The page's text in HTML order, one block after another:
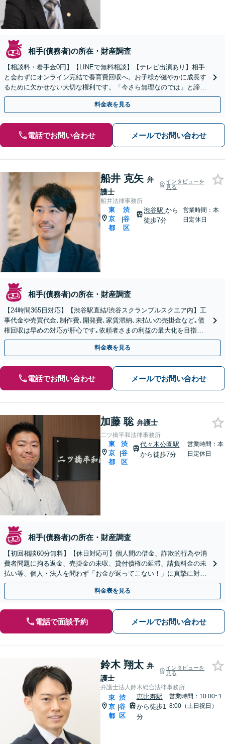
相手(債務者)の所在・財産調査
【相談料・着手金0円】【LINEで無料相談】【テレビ出演あり】相手
と会わずにオンライン完結で養育費回収へ。お子様が健やかに成長す
るために欠かせない大切な権利です。「今さら無理なのでは」と諦め
る前に、解決の道をご提案します【最短即日対応】
料金表を見る
電話でお問い合わせ メールでお問い合わせ
船井 克矢 弁
護士
インタビューを
見る
船井法律事務所
東
京
都
|
渋
谷
区
渋谷駅から
徒歩7分
営業時間：本
日定休日
相手(債務者)の所在・財産調査
【24時間365日対応】【渋谷駅直結/渋谷スクランブルスクエア内】工
事代金や売買代金､制作費､開発費､家賃滞納､未払いの売掛金など｡債
権回収は早めの対応が肝心です｡依頼者さまの利益の最大化を目指し､
尽力します｡
料金表を見る
電話でお問い合わせ メールでお問い合わせ
加藤 聡 弁護士
二ツ橋平和法律事務所
東
京
都
|
渋
谷
区
代々木公園駅
から徒歩7分
営業時間：本
日定休日
相手(債務者)の所在・財産調査
【初回相談60分無料】【休日対応可】個人間の借金、詐欺的行為や消
費者問題に拘る返金、売掛金の未収、貸付債権の延滞、請負料金の未
払い等、個人・法人を問わず「お金が返ってこない！」に真摯に対応
します。面倒な手続きは弁護士がすべて代行します。
料金表を見る
電話で面談予約 メールでお問い合わせ
鈴木 翔太 弁
護士
インタビューを
見る
弁護士法人鈴木総合法律事務所
東
京
都
|
渋
谷
区
恵比寿駅
から徒歩1
分
営業時間：10:00~1
8:00（土日祝日）